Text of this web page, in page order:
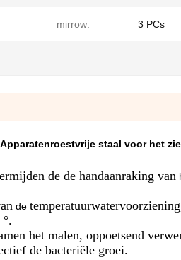
mirrow: 3 PCs
staal voor het
de de handaanraking van
de
het malen, oppoetsend
de bacteriële groei.